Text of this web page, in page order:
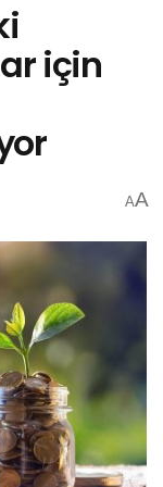
için
AA